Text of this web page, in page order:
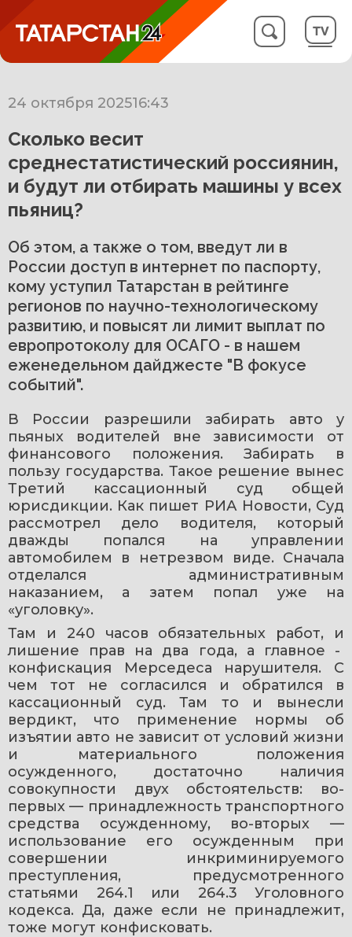
24 октября 202516:43
Сколько весит
среднестатистический россиянин,
и будут ли отбирать машины у всех
пьяниц?
Об этом, а также о том, введут ли в
России доступ в интернет по паспорту,
кому уступил Татарстан в рейтинге
регионов по научно-технологическому
развитию, и повысят ли лимит выплат по
европротоколу для ОСАГО - в нашем
еженедельном дайджесте "В фокусе
событий".
В России разрешили забирать авто у
пьяных водителей вне зависимости от
финансового положения. Забирать в
пользу государства. Такое решение вынес
Третий кассационный суд общей
юрисдикции. Как пишет РИА Новости, Суд
рассмотрел дело водителя, который
дважды попался на управлении
автомобилем в нетрезвом виде. Сначала
отделался административным
наказанием, а затем попал уже на
«уголовку».
Там и 240 часов обязательных работ, и
лишение прав на два года, а главное -
конфискация Мерседеса нарушителя. С
чем тот не согласился и обратился в
кассационный суд. Там то и вынесли
вердикт, что применение нормы об
изъятии авто не зависит от условий жизни
и материального положения
осужденного, достаточно наличия
совокупности двух обстоятельств: во-
первых — принадлежность транспортного
средства осужденному, во-вторых —
использование его осужденным при
совершении инкриминируемого
преступления, предусмотренного
статьями 264.1 или 264.3 Уголовного
кодекса. Да, даже если не принадлежит,
тоже могут конфисковать.